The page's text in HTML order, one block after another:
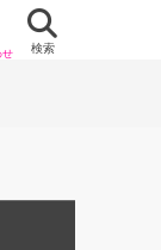
せ 検索